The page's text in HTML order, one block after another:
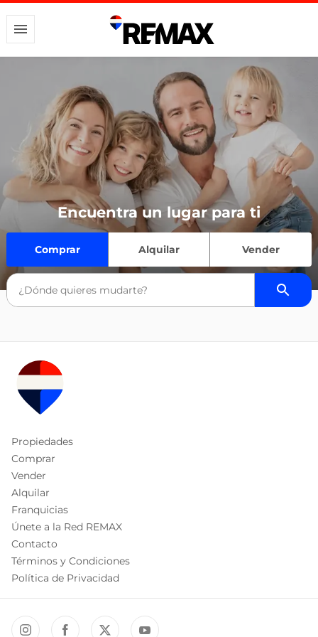
Encuentra un lugar para ti
Comprar Alquilar Vender
Propiedades
Comprar
Vender
Alquilar
Franquicias
Únete a la Red REMAX
Contacto
Términos y Condiciones
Política de Privacidad